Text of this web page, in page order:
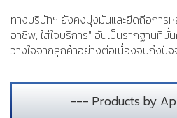
ทางบริษัทฯ ยังคงมุ่งมั่นและยึดถือการ
อาชีพ, ใส่ใจบริการ" อันเป็นรากฐานที่มั่
วางใจจากลูกค้าอย่างต่อเนื่องจนถึงปั
--- Products by